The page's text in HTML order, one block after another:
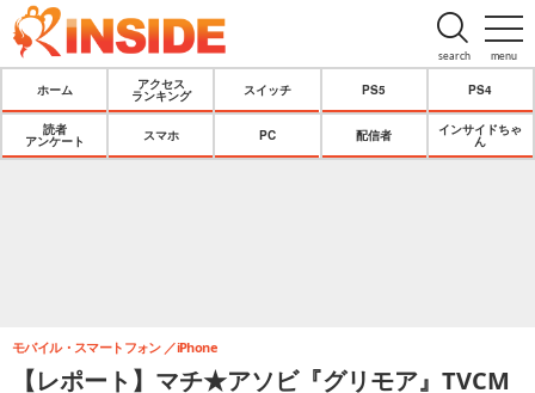
menu
search
ホーム
アクセス
ランキング
スイッチ PS5 PS4
読者
アンケート
スマホ PC 配信者
インサイドちゃ
ん
【レポート】マチ★アソビ『グリモア』TVCM
モバイル・スマートフォン iPhone